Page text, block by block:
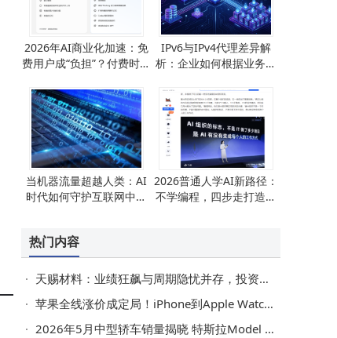
2026年AI商业化加速：免
费用户成“负担”？付费时代
IPv6与IPv4代理差异解
析：企业如何根据业务需
当机器流量超越人类：AI
时代如何守护互联网中真
2026普通人学AI新路径：
不学编程，四步走打造AI
热门内容
天赐材料：业绩狂飙与周期隐忧并存，投资价值几何？
苹果全线涨价成定局！iPhone到Apple Watch无一幸免，一文梳理各产品涨幅
2026年5月中型轿车销量揭晓 特斯拉Model 3夺冠 新能源车型势头强劲